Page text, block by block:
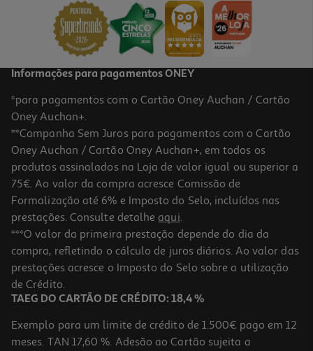
12,99 €
3.3
Ferro De Engomar Qilive Q.5843 Vermelho 2200 W
9.99 €/un
9,99 €
Informações para pagamentos ONEY
*para pagamentos com o Cartão Oney Auchan / Cartão
Oney Auchan+.
**Campanha Sem Juros para pagamentos com o Cartão
Oney Auchan / Cartão Oney Auchan+, em todos os
produtos assinalados na Loja de valor igual ou superior a
75€. Ao valor da compra acresce Comissão de
Formalização até 6% e Imposto do Selo, incluídos nas
prestações. Consulte detalhe aqui.
***O valor da primeira prestação depende do dia da
compra, refletindo o cálculo de juros diários. Ao valor das
prestações acresce o Imposto do Selo sobre a utilização
de Crédito.
TAEG DO CARTÃO DE CRÉDITO: 18,4 %
Exemplo para um limite de crédito de 1.500€ pago em 12
meses. TAN 17,60 %. Adesão ao Cartão sujeita a